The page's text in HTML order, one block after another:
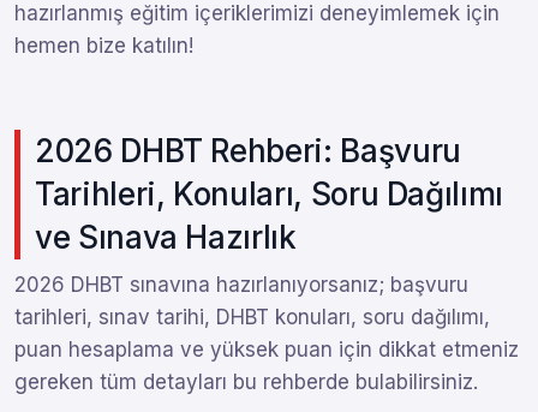
hazırlanmış eğitim içeriklerimizi deneyimlemek için
hemen bize katılın!
2026 DHBT Rehberi: Başvuru
Tarihleri, Konuları, Soru Dağılımı
ve Sınava Hazırlık
2026 DHBT sınavına hazırlanıyorsanız; başvuru
tarihleri, sınav tarihi, DHBT konuları, soru dağılımı,
puan hesaplama ve yüksek puan için dikkat etmeniz
gereken tüm detayları bu rehberde bulabilirsiniz.